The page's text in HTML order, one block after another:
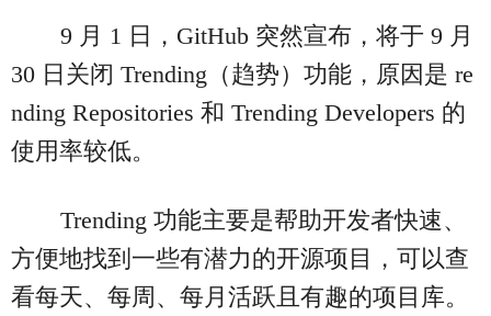
9 月 1 日，GitHub 突然宣布，将于 9 月
30 日关闭 Trending（趋势）功能，原因是 re
nding Repositories 和 Trending Developers 的
使用率较低。
Trending 功能主要是帮助开发者快速、
方便地找到一些有潜力的开源项目，可以查
看每天、每周、每月活跃且有趣的项目库。